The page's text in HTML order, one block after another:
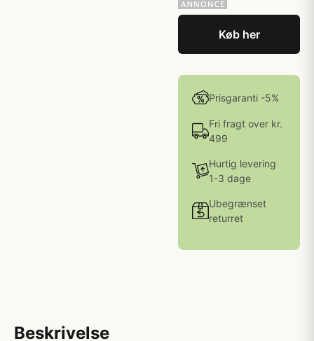
Køb her
Prisgaranti -5%
Fri fragt over kr.
499
Hurtig levering
1-3 dage
Ubegrænset
returret
Beskrivelse